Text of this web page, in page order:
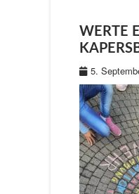
WERTE
5.